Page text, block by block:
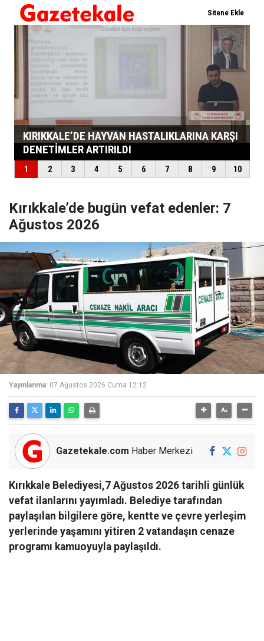
Kırıkkale’de bugün vefat edenler: 7
Ağustos 2026
Yayınlanma: 07 Ağustos 2026 Cuma 12:12
Gazetekale.com Haber Merkezi
Kırıkkale Belediyesi,7 Ağustos 2026 tarihli günlük
vefat ilanlarını yayımladı. Belediye tarafından
paylaşılan bilgilere göre, kentte ve çevre yerleşim
yerlerinde yaşamını yitiren 2 vatandaşın cenaze
programı kamuoyuyla paylaşıldı.